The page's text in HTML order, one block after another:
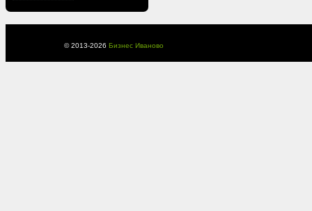
© 2013-2026 Бизнес Иваново